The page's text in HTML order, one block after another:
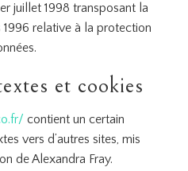
juillet 1998 transposant la
relative à la protection
et cookies
contient un certain
vers d’autres sites, mis
de Alexandra Fray.